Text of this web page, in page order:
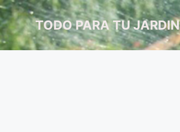
Saltar
al
contenidoTODO PARA TU JARDIN